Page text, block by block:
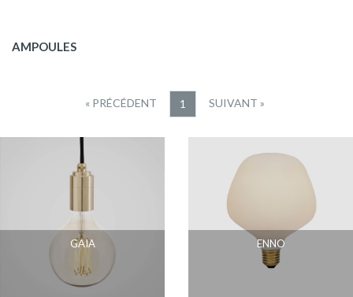
AMPOULES
« PRÉCÉDENT 1 SUIVANT »
GAIA ENNO